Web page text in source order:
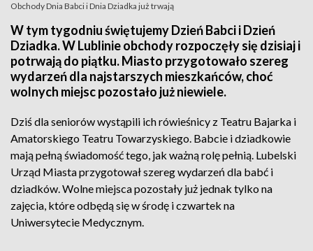
Obchody Dnia Babci i Dnia Dziadka już trwają
W tym tygodniu świętujemy Dzień Babci i Dzień
Dziadka. W Lublinie obchody rozpoczęły się dzisiaj i
potrwają do piątku. Miasto przygotowało szereg
wydarzeń dla najstarszych mieszkańców, choć
wolnych miejsc pozostało już niewiele.
Dziś dla seniorów wystąpili ich rówieśnicy z Teatru Bajarka i
Amatorskiego Teatru Towarzyskiego. Babcie i dziadkowie
mają pełną świadomość tego, jak ważną rolę pełnią. Lubelski
Urząd Miasta przygotował szereg wydarzeń dla babć i
dziadków. Wolne miejsca pozostały już jednak tylko na
zajęcia, które odbędą się w środę i czwartek na
Uniwersytecie Medycznym.